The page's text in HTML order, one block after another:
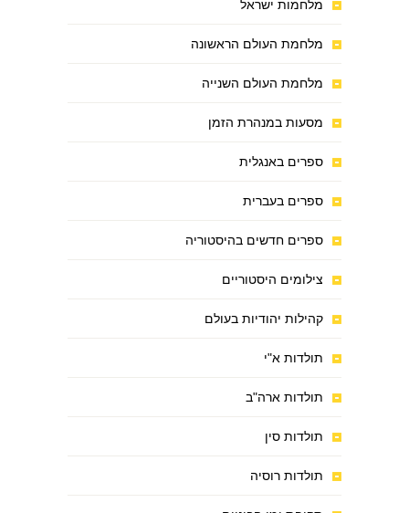
מלחמות ישראל
מלחמת העולם הראשונה
מלחמת העולם השנייה
מסעות במנהרת הזמן
ספרים באנגלית
ספרים בעברית
ספרים חדשים בהיסטוריה
צילומים היסטוריים
קהילות יהודיות בעולם
תולדות א"י
תולדות ארה"ב
תולדות סין
תולדות רוסיה